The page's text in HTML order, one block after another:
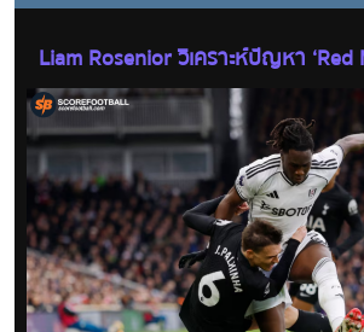
Liam Rosenior วิเคราะห์ปัญหา ‘Red
Chelsea สะดุดในฤดูกาล 2025-2026